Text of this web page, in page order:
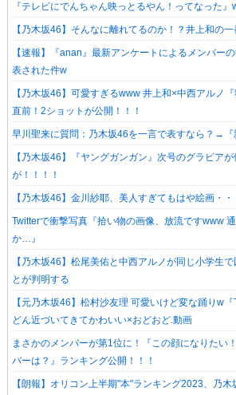
『テレビにでんちゃん映っとるやん！ってなった』
【乃木坂46】そんなに離れてるのか！？井上和の
【速報】『anan』最新アンケートによるメンバー
表された件w
【乃木坂46】可愛すぎるwww 井上和×中西アルノ
直前！2ショットが公開！！！
早川聖来に質問：乃木坂46を一言で表すなら？→『
【乃木坂46】『ヤングガンガン』次号のグラビア
が！！！！
【乃木坂46】金川紗耶、美人すぎてもはや絵画・・
Twitterで衝撃写真『拾い物の画像、放流ですwww
か…』
【乃木坂46】松尾美佑と中西アルノが同じ小学生
とが判明する
【元乃木坂46】松村沙友理 可愛いけど変な踊りw
どん近づいてきてかわいい×おどおど.動画
まさかのメンバーが第1位に！『この顔になりたい
バーは？』ランキング公開！！！
【朗報】オリコン上半期"本"ランキング2023、乃